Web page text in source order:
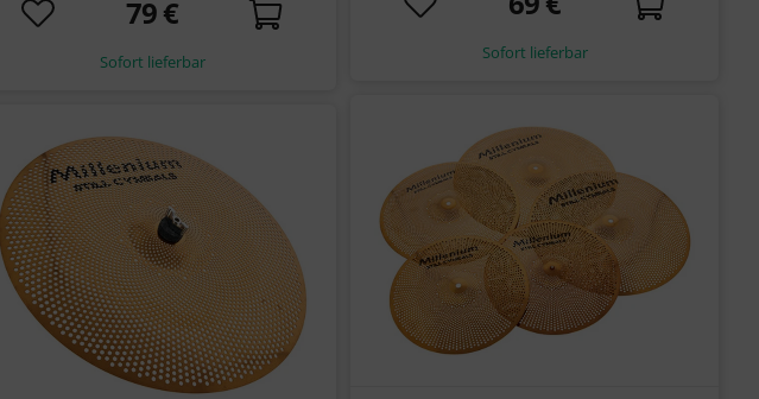
79 €
Sofort lieferbar Sofort lieferbar